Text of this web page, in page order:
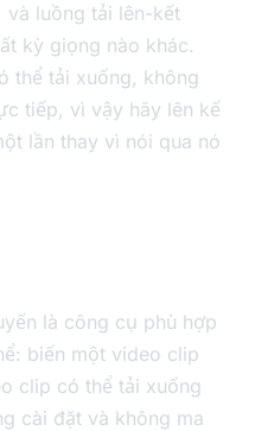
và luồng tải lên-kết
kỳ giọng nào khác.
thể tải xuống, không
tiếp, vì vậy hãy lên kế
lần thay vì nói qua nó
là công cụ phù hợp
biến một video clip
clip có thể tải xuống
cài đặt và không ma